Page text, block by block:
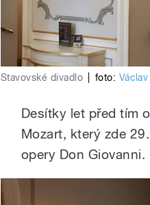
Stavovské divadlo foto:
Desítky let před tím
Mozart, který zde
opery Don Giovanni.